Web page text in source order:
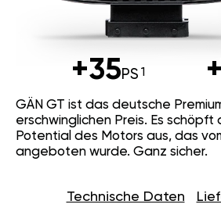
+35PS
GÄN GT ist das deutsche
erschwinglichen Preis. Es schöpft
Potential des Motors aus, das
angeboten wurde. Ganz sicher.
Technische Daten